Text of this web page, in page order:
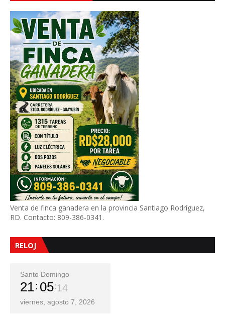
Venta de finca ganadera en la provincia Santiago Rodríguez,
RD. Contacto: 809-386-0341.
RELOJ
Santo Domingo
21 05 16
viernes, agosto 7, 2026